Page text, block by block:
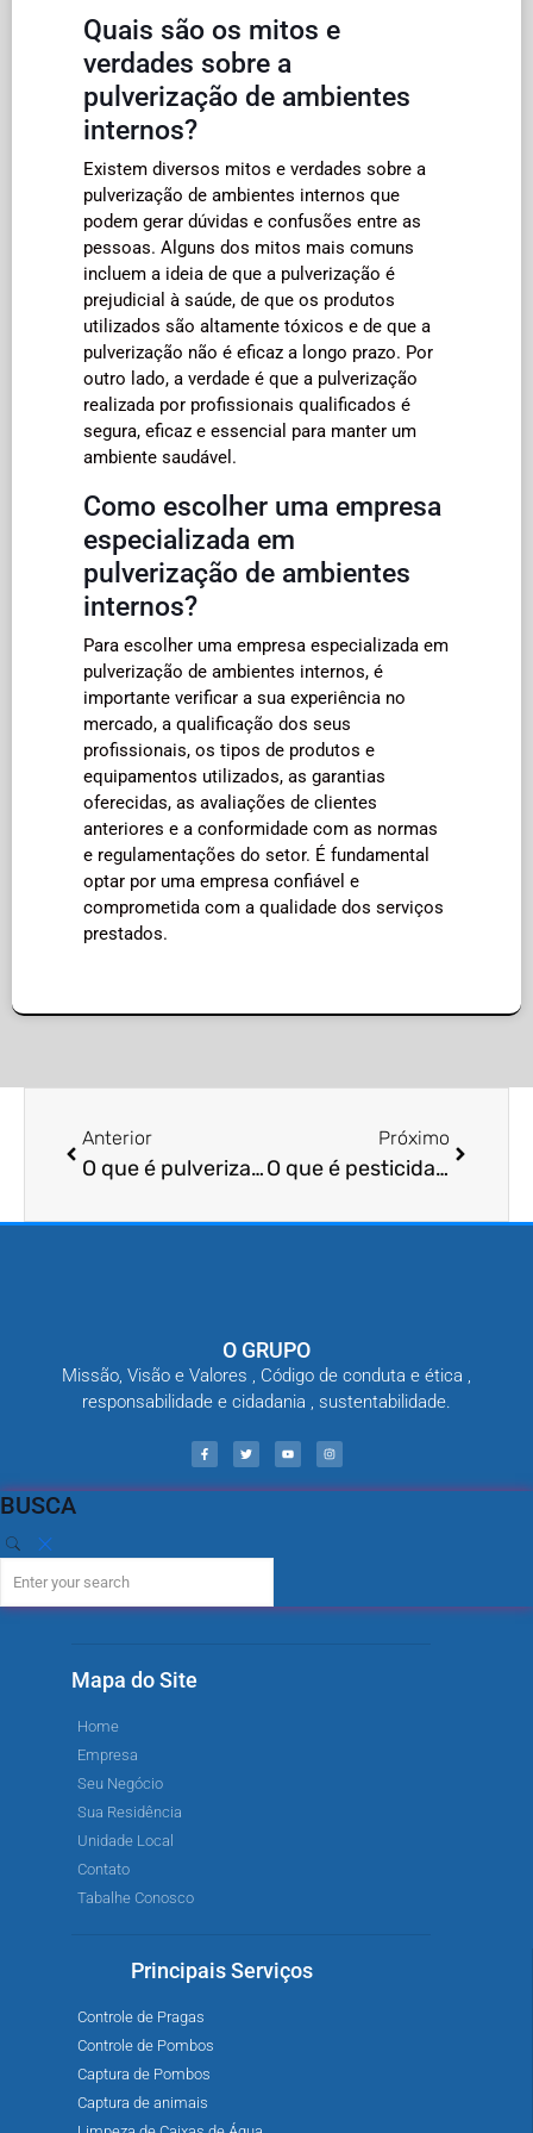
Quais são os mitos e
verdades sobre a
pulverização de ambientes
internos?
Existem diversos mitos e verdades sobre a
pulverização de ambientes internos que
podem gerar dúvidas e confusões entre as
pessoas. Alguns dos mitos mais comuns
incluem a ideia de que a pulverização é
prejudicial à saúde, de que os produtos
utilizados são altamente tóxicos e de que a
pulverização não é eficaz a longo prazo. Por
outro lado, a verdade é que a pulverização
realizada por profissionais qualificados é
segura, eficaz e essencial para manter um
ambiente saudável.
Como escolher uma empresa
especializada em
pulverização de ambientes
internos?
Para escolher uma empresa especializada em
pulverização de ambientes internos, é
importante verificar a sua experiência no
mercado, a qualificação dos seus
profissionais, os tipos de produtos e
equipamentos utilizados, as garantias
oferecidas, as avaliações de clientes
anteriores e a conformidade com as normas
e regulamentações do setor. É fundamental
optar por uma empresa confiável e
comprometida com a qualidade dos serviços
prestados.
Anterior
O que é pulverização de ambientes externos?
Próximo
O que é pesticida orgânico?
O GRUPO
Missão, Visão e Valores , Código de conduta e ética ,
responsabilidade e cidadania , sustentabilidade.
BUSCA
Mapa do Site
Home
Empresa
Seu Negócio
Sua Residência
Unidade Local
Contato
Tabalhe Conosco
Principais Serviços
Controle de Pragas
Controle de Pombos
Captura de Pombos
Captura de animais